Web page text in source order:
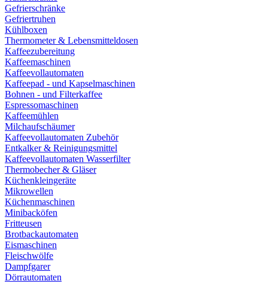
Gefrierschränke
Gefriertruhen
Kühlboxen
Thermometer & Lebensmitteldosen
Kaffeezubereitung
Kaffeemaschinen
Kaffeevollautomaten
Kaffeepad - und Kapselmaschinen
Bohnen - und Filterkaffee
Espressomaschinen
Kaffeemühlen
Milchaufschäumer
Kaffeevollautomaten Zubehör
Entkalker & Reinigungsmittel
Kaffeevollautomaten Wasserfilter
Thermobecher & Gläser
Küchenkleingeräte
Mikrowellen
Küchenmaschinen
Minibacköfen
Fritteusen
Brotbackautomaten
Eismaschinen
Fleischwölfe
Dampfgarer
Dörrautomaten